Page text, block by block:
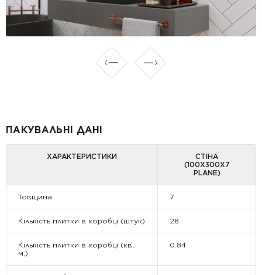
ПАКУВАЛЬНІ ДАНІ
ХАРАКТЕРИСТИКИ
СТІНА
(100Х300Х7
PLANE)
Товщина 7
Кількість плитки в коробці (штук) 28
Кількість плитки в коробці (кв.
м.)
0.84